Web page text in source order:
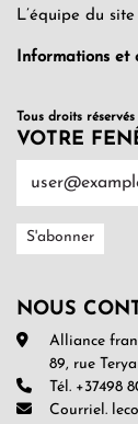
L’équipe du
Informations et
Tous droits
VOTRE
NOUS
Alliance
89, rue
Tél. +37498
Courriel.